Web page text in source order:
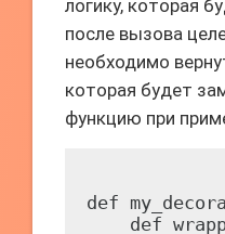
логику, которая
после вызова
необходимо
которая будет
функцию при
def
def